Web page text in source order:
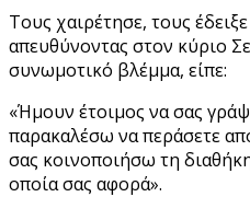
Τους χαιρέτησε, τους
απευθύνοντας στον κύριο
συνωμοτικό βλέμμα, είπε:
«Ήμουν έτοιμος να σας
παρακαλέσω να περάσετε
σας κοινοποιήσω τη
οποία σας αφορά».